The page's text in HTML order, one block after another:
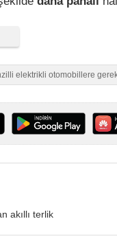
elektrikli otomobillere
akıllı terlik